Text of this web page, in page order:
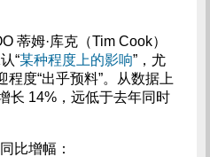
蒂姆·库克（Tim Cook）
“某种程度上的影响”，尤
度“出乎预料”。从数据上
长 14%，远低于去年同时
比增幅：